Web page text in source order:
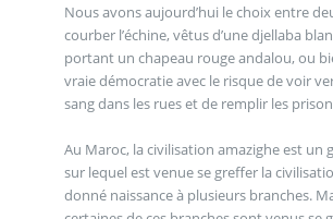
Nous avons aujourd’hui le choix entre
courber l’échine, vêtus d’une djellaba
portant un chapeau rouge andalou, ou
vraie démocratie avec le risque de voir
sang dans les rues et de remplir les
Au Maroc, la civilisation amazighe est un
sur lequel est venue se greffer la
donné naissance à plusieurs branches.